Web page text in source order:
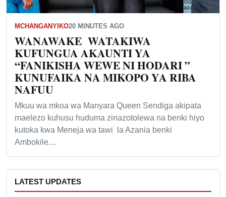
MCHANGANYIKO20 MINUTES AGO
WANAWAKE WATAKIWA
KUFUNGUA AKAUNTI YA
“FANIKISHA WEWE NI HODARI ”
KUNUFAIKA NA MIKOPO YA RIBA
NAFUU
Mkuu wa mkoa wa Manyara Queen Sendiga akipata
maelezo kuhusu huduma zinazotolewa na benki hiyo
kutoka kwa Meneja wa tawi la Azania benki
Ambokile…
LATEST UPDATES